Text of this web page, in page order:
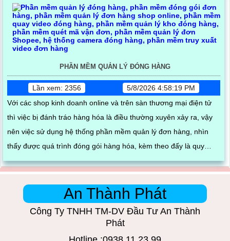
PHẦN MỀM QUẢN LÝ ĐÓNG HÀNG
Lần xem: 2356
5/8/2026 4:58:19 PM
Với các shop kinh doanh online và trên sàn thương mại điện tử
thì việc bị đánh tráo hàng hóa là điều thường xuyên xảy ra, vậy
nên việc sử dụng hệ thống phần mềm quản lý đơn hàng, nhìn
thấy được quá trình đóng gói hàng hóa, kèm theo đấy là quy
trình đóng gói cũng được ghi lại một cách dễ dàng
An Thành Phát
Công Ty TNHH TM-DV Đầu Tư An Thành
Phát